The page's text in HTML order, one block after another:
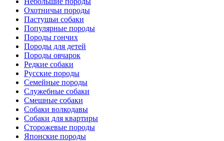
Охотничьи породы
Пастушьи собаки
Популярные породы
Породы гончих
Породы для детей
Породы овчарок
Редкие собаки
Русские породы
Семейные породы
Служебные собаки
Смешные собаки
Собаки волкодавы
Собаки для квартиры
Сторожевые породы
Японские породы